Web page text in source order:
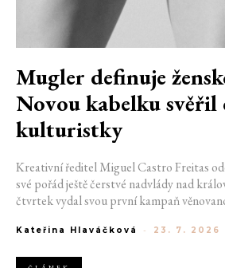
Mugler definuje
Novou kabelku
kulturistky
Kreativní ředitel Miguel Castro Freitas
své pořád ještě čerstvé nadvlády nad
čtvrtek vydal svou první kampaň
do módního domu dorazil. Umně mísí
Kateřina Hlaváčková - 23. 7. 2026